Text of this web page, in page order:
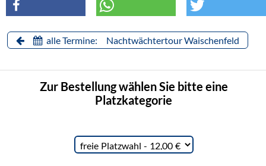
alle Termine: Nachtwächtertour Waischenfeld
Zur Bestellung wählen Sie bitte eine
Platzkategorie